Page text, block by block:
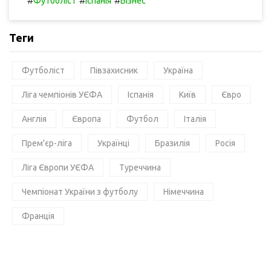
Теги
Футболіст Півзахисник Україна
Ліга чемпіонів УЄФА Іспанія Київ Євро
Англія Європа Футбол Італія
Прем'єр-ліга Українці Бразилія Росія
Ліга Європи УЄФА Туреччина
Чемпіонат України з футболу Німеччина
Франція